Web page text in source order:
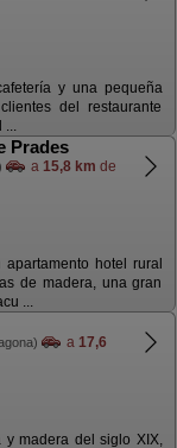
y una pequeña
del restaurante
...
Prades
a 15,8 km de
hotel rural
de madera, una gran
...
a 17,6
madera del siglo XIX,